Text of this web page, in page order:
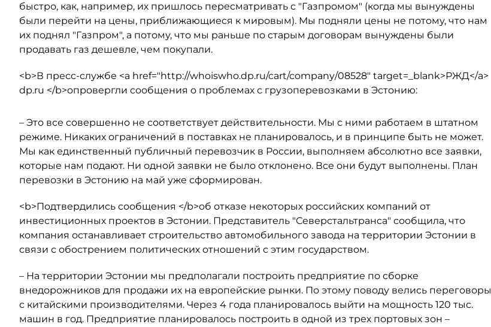
быстро, как, например, их пришлось пересматривать с "Газпромом" (когда мы вынуждены
были перейти на цены, приближающиеся к мировым). Мы подняли цены не потому, что нам
их поднял "Газпром", а потому, что мы раньше по старым договорам вынуждены были
продавать газ дешевле, чем покупали.
<b>В пресс-службе <a href="http://whoiswho.dp.ru/cart/company/08528" target=_blank>РЖД</a>
dp.ru </b>опровергли сообщения о проблемах с грузоперевозками в Эстонию:
– Это все совершенно не соответствует действительности. Мы с ними работаем в штатном
режиме. Никаких ограничений в поставках не планировалось, и в принципе быть не может.
Мы как единственный публичный перевозчик в России, выполняем абсолютно все заявки,
которые нам подают. Ни одной заявки не было отклонено. Все они будут выполнены. План
перевозки в Эстонию на май уже сформирован.
<b>Подтвердились сообщения </b>об отказе некоторых российских компаний от
инвестиционных проектов в Эстонии. Представитель "Северстальтранса" сообщила, что
компания останавливает строительство автомобильного завода на территории Эстонии в
связи с обострением политических отношений с этим государством.
– На территории Эстонии мы предполагали построить предприятие по сборке
внедорожников для продажи их на европейские рынки. По этому поводу велись переговоры
с китайскими производителями. Через 4 года планировалось выйти на мощность 120 тыс.
машин в год. Предприятие планировалось построить в одной из трех портовых зон –